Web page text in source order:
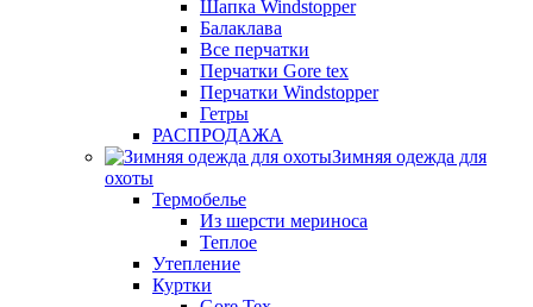
Шапка Windstopper
Балаклава
Все перчатки
Перчатки Gore tex
Перчатки Windstopper
Гетры
РАСПРОДАЖА
Зимняя одежда для
охоты
Термобелье
Из шерсти мериноса
Теплое
Утепление
Куртки